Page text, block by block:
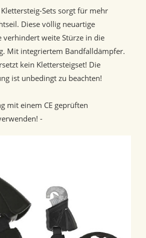
Sets sorgt für mehr
Diese völlig neuartige
verhindert weite Stürze in die
Mit integriertem Bandfalldämpfer.
kein Klettersteigset! Die
ist unbedingt zu beachten!
mit einem CE geprüften
-